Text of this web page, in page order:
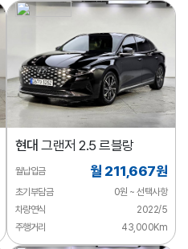
현대 그랜저 2.5 르블랑
월납입금 월 211,667원
초기부담금
0원 ~ 선택사항
차량연식
2022/5
주행거리
43,000Km